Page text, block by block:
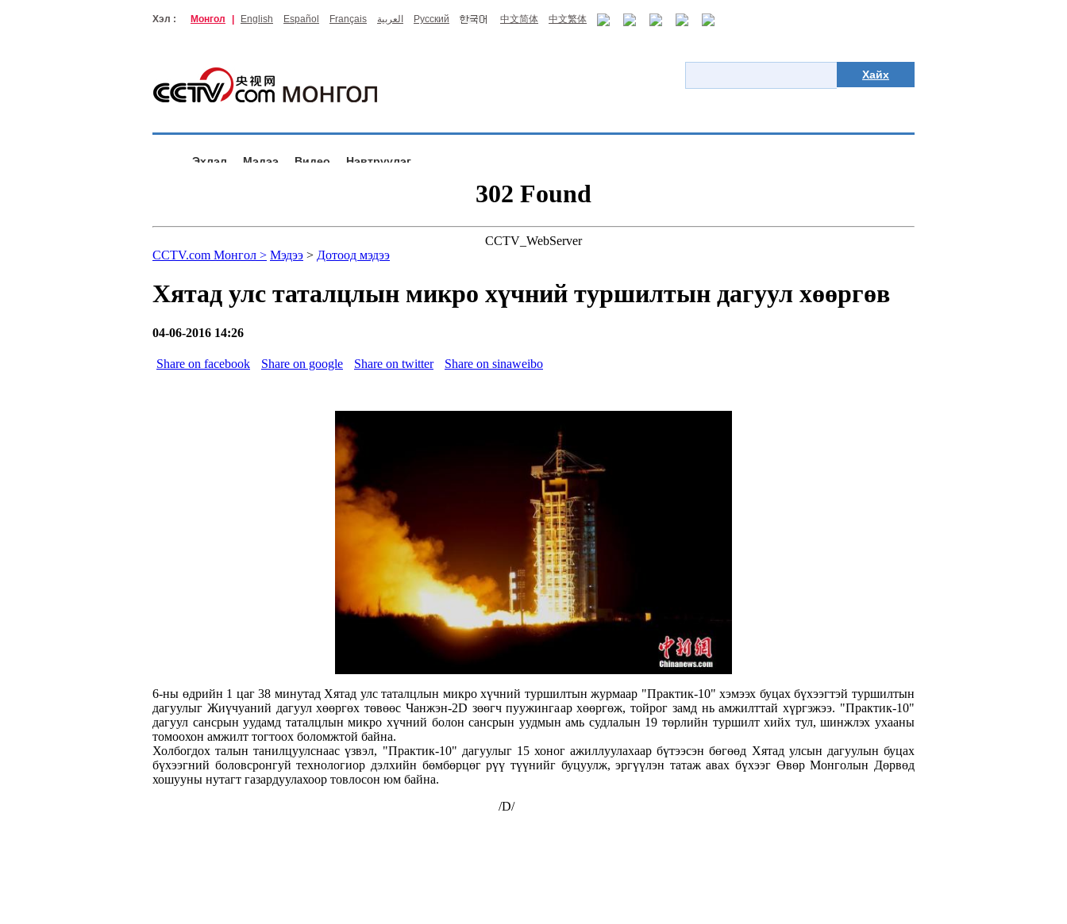
Хэл : Монгол English Español Français العربية Русский 中文简体 中文繁体
Хайх
Эхлэл Мэдээ Видео Нэвтрүүлэг
302 Found
CCTV_WebServer
CCTV.com Монгол > Мэдээ > Дотоод мэдээ
Хятад улс таталцлын микро хүчний туршилтын дагуул хөөргөв
04-06-2016 14:26
Share on facebook Share on google Share on twitter Share on sinaweibo
6-ны өдрийн 1 цаг 38 минутад Хятад улс таталцлын микро хүчний туршилтын журмаар "Практик-10" хэмээх буцах бүхээгтэй туршилтын
дагуулыг Жиүчуаний дагуул хөөргөх төвөөс Чанжэн-2D зөөгч пуужингаар хөөргөж, тойрог замд нь амжилттай хүргэжээ. "Практик-10"
дагуул сансрын уудамд таталцлын микро хүчний болон сансрын уудмын амь судлалын 19 төрлийн туршилт хийх тул, шинжлэх ухааны
томоохон амжилт тогтоох боломжтой байна.
Холбогдох талын танилцуулснаас үзвэл, "Практик-10" дагуулыг 15 хоног ажиллуулахаар бүтээсэн бөгөөд Хятад улсын дагуулын буцах
бүхээгний боловсронгуй технологиор дэлхийн бөмбөрцөг рүү түүнийг буцуулж, эргүүлэн татаж авах бүхээг Өвөр Монголын Дөрвөд
хошууны нутагт газардуулахоор товлосон юм байна.
/D/